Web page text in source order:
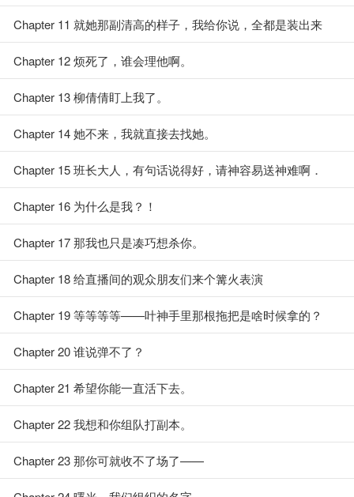
Chapter 11 就她那副清高的样子，我给你说，全都是装出来
的。
Chapter 12 烦死了，谁会理他啊。
Chapter 13 柳倩倩盯上我了。
Chapter 14 她不来，我就直接去找她。
Chapter 15 班长大人，有句话说得好，请神容易送神难啊．
Chapter 16 为什么是我？！
Chapter 17 那我也只是凑巧想杀你。
Chapter 18 给直播间的观众朋友们来个篝火表演
Chapter 19 等等等等——叶神手里那根拖把是啥时候拿的？
Chapter 20 谁说弹不了？
Chapter 21 希望你能一直活下去。
Chapter 22 我想和你组队打副本。
Chapter 23 那你可就收不了场了——